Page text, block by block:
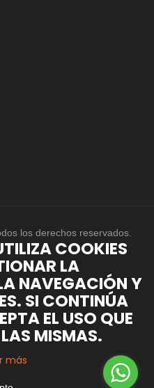
los derechos reservados.
COOKIES
LA
NAVEGACIÓN Y
SI CONTINÚA
EL USO QUE
MISMAS.
más